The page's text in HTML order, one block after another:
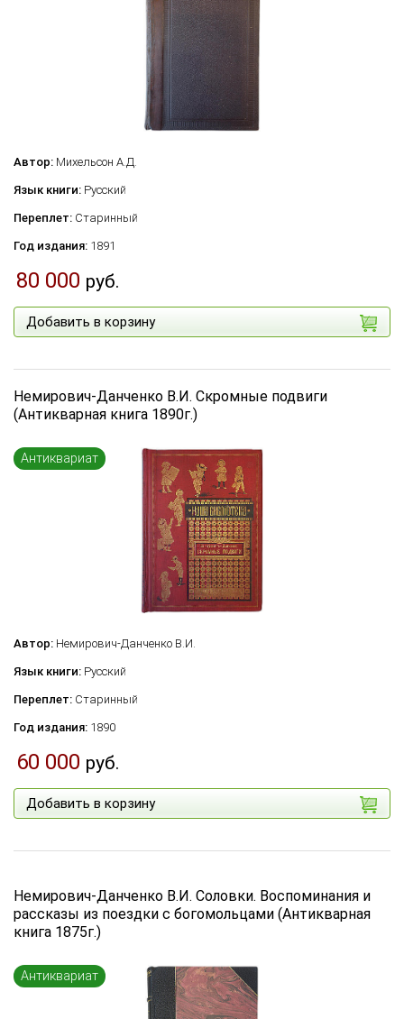
Автор: Михельсон А.Д.
Язык книги: Русский
Переплет: Старинный
Год издания: 1891
80 000 руб.
Добавить в корзину
Немирович-Данченко В.И. Скромные подвиги
(Антикварная книга 1890г.)
Антиквариат
Автор: Немирович-Данченко В.И.
Язык книги: Русский
Переплет: Старинный
Год издания: 1890
60 000 руб.
Добавить в корзину
Немирович-Данченко В.И. Соловки. Воспоминания и
рассказы из поездки с богомольцами (Антикварная
книга 1875г.)
Антиквариат